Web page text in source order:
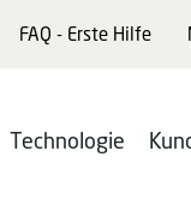
FAQ - Erste Hilfe
Technologie